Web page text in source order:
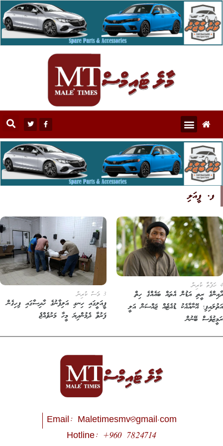
ފ. ފީއަލި
ރީތި އަޑުން އެތައް ބައެއްގެ ހިތް
އޭނާއާއެކު ޑުއެޓެއް ޖައްސަން އަލީ
ބޭނުން
ފީއަލީގައި ހިނގި އަލިފާނުގެ ހާދިސާގައި ފިހިގެން
ފަރުވާ ދެމުންދިޔަ މީހާ މަރުވެއްޖެ
Email:Maletimesmv@gmail.com
Hotline: +960 7824714